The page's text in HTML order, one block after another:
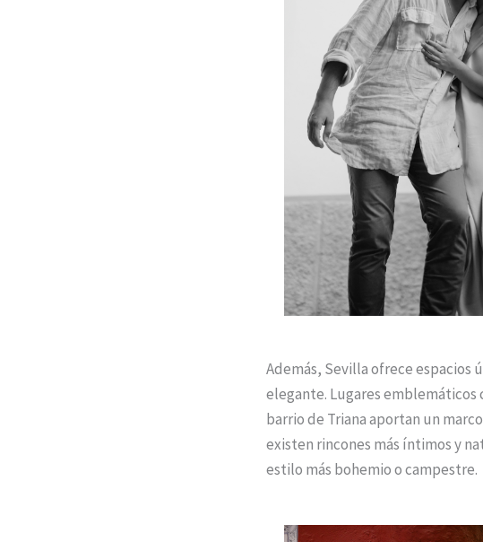
Además, Sevilla ofrece espacios
elegante. Lugares emblemáticos
barrio de Triana aportan un
existen rincones más íntimos y
estilo más bohemio o campestre.